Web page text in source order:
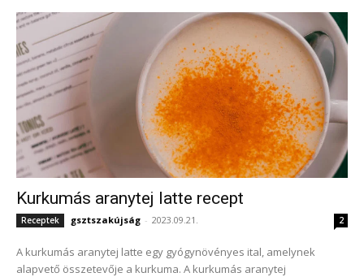
Kurkumás aranytej latte recept
Receptek gsztszakújság - 2023.09.21. 2
A kurkumás aranytej latte egy gyógynövényes ital, amelynek
alapvető összetevője a kurkuma. A kurkumás aranytej